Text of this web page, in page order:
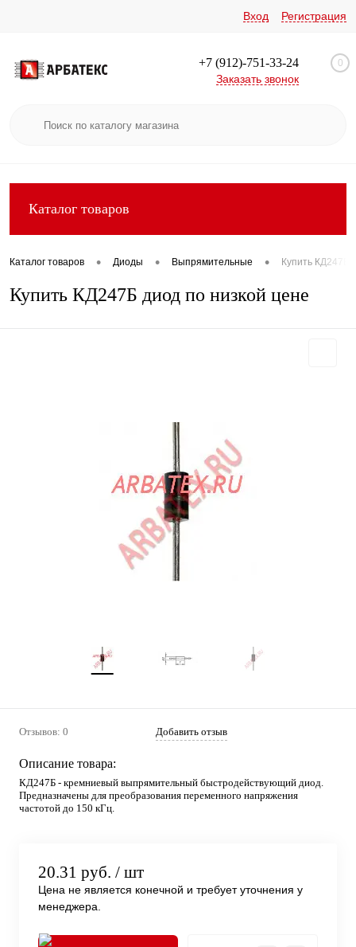
Вход Регистрация
+7 (912)-751-33-24
Заказать звонок
0
Каталог товаров
Каталог товаров • Диоды • Выпрямительные • Купить КД247Б
Купить КД247Б диод по низкой цене
Отзывов: 0 Добавить отзыв
Описание товара:
КД247Б - кремниевый выпрямительный быстродействующий диод.
Предназначены для преобразования переменного напряжения
частотой до 150 кГц.
20.31 руб. / шт
Цена не является конечной и требует уточнения у
менеджера.